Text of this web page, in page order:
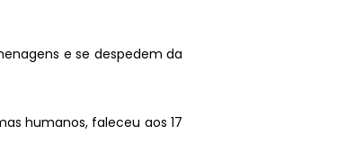
e se despedem da
humanos, faleceu aos 17